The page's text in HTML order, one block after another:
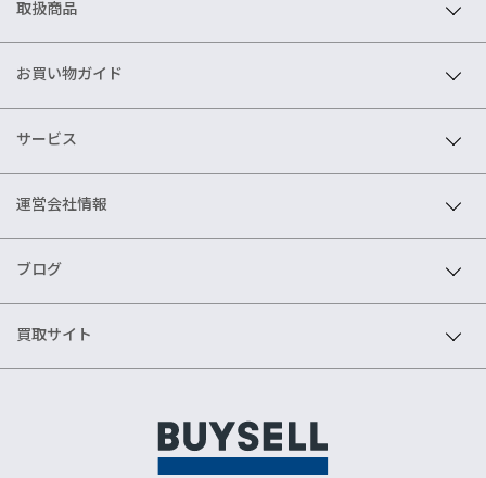
取扱商品
お買い物ガイド
サービス
運営会社情報
ブログ
買取サイト